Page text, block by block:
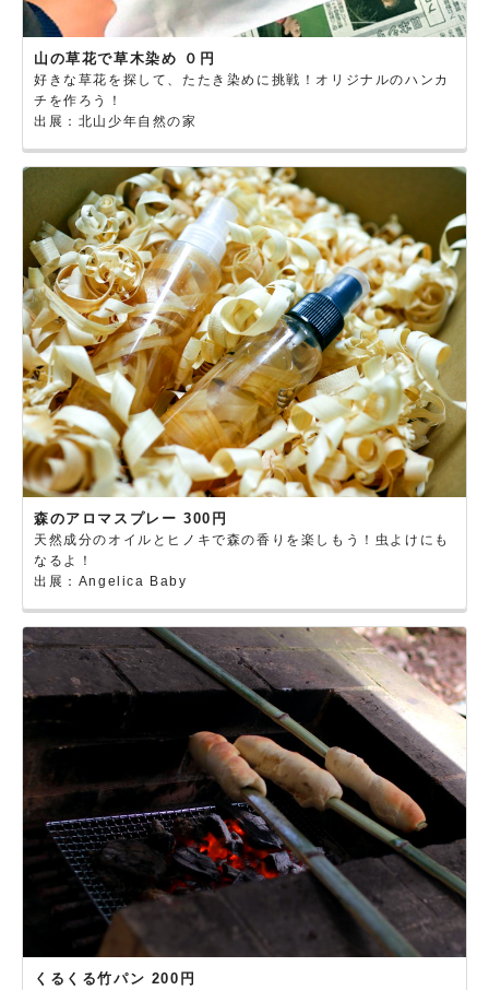
山の草花で草木染め ０円
好きな草花を探して、たたき染めに挑戦！オリジナルのハンカ
チを作ろう！
出展：北山少年自然の家
森のアロマスプレー 300円
天然成分のオイルとヒノキで森の香りを楽しもう！虫よけにも
なるよ！
出展：Angelica Baby
くるくる竹パン 200円